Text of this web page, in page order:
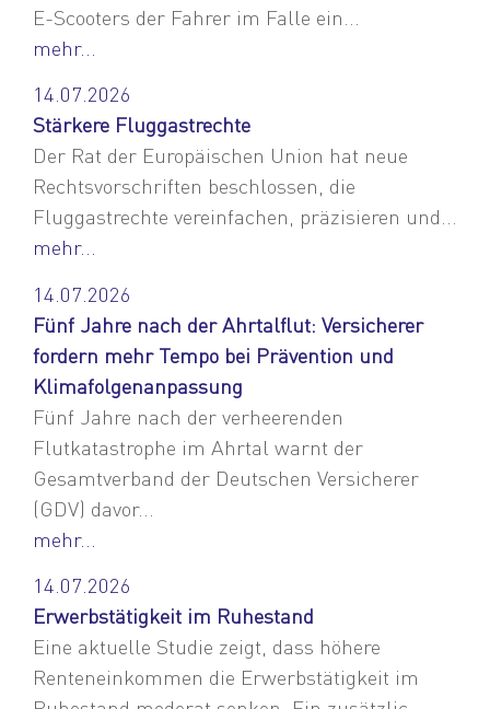
E-Scooters der Fahrer im Falle ein...
mehr...
14.07.2026
Stärkere Fluggastrechte
Der Rat der Europäischen Union hat neue
Rechtsvorschriften beschlossen, die
Fluggastrechte vereinfachen, präzisieren und...
mehr...
14.07.2026
Fünf Jahre nach der Ahrtalflut: Versicherer
fordern mehr Tempo bei Prävention und
Klimafolgenanpassung
Fünf Jahre nach der verheerenden
Flutkatastrophe im Ahrtal warnt der
Gesamtverband der Deutschen Versicherer
(GDV) davor...
mehr...
14.07.2026
Erwerbstätigkeit im Ruhestand
Eine aktuelle Studie zeigt, dass höhere
Renteneinkommen die Erwerbstätigkeit im